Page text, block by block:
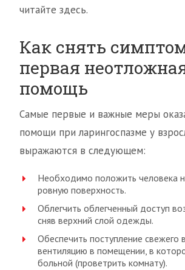
читайте здесь.
Как снять
первая
помощь
Самые первые и важные меры
помощи при ларингоспазме у
выражаются в следующем:
Необходимо положить человека
ровную поверхность.
Облегчить облегченный доступ
сняв верхний слой одежды.
Обеспечить поступление свежего
вентиляцию в помещении, в
больной (проветрить комнату).